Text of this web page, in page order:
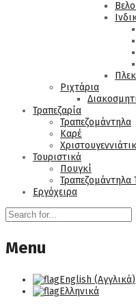
Ριχτάρια
Τραπεζαρία
Τραπεζομάντηλα
Καρέ
Τουριστικά
Πουγκί
Τραπεζομάντηλα
Εργόχειρα
Menu
English (Αγγλικά)
Ελληνικά